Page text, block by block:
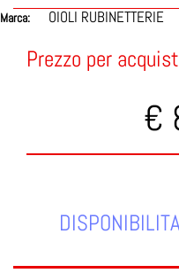
Marca: OIOLI RUBINETTERIE
Prezzo per
€